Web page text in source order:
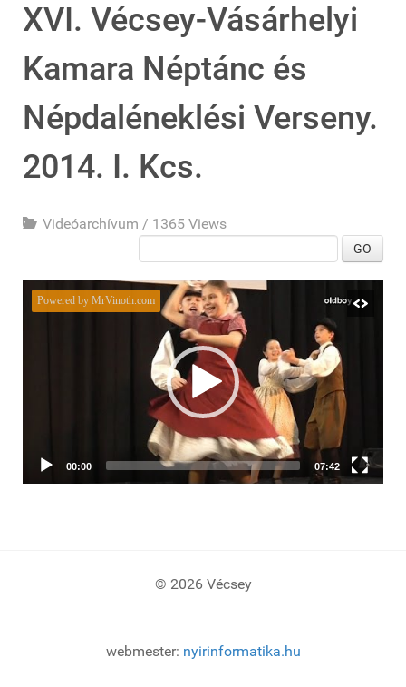
XVI. Vécsey-Vásárhelyi
Kamara Néptánc és
Népdaléneklési Verseny.
2014. I. Kcs.
Videóarchívum / 1365 Views
GO
© 2026 Vécsey
webmester: nyirinformatika.hu